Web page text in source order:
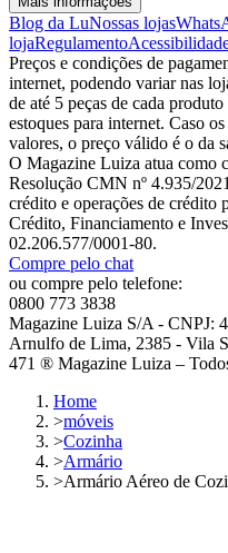
Blog da LuNossas lojas
lojaRegulamento
Preços e condições de
internet, podendo variar nas
de até 5 peças de cada
estoques para internet. Caso
valores, o preço válido é o da
O Magazine Luiza atua como
Resolução CMN nº 4.935/
crédito e operações de crédito
Crédito, Financiamento e
02.206.577/0001-80.
Compre pelo chat
ou compre pelo telefone:
0800 773 3838
Magazine Luiza S/A - CNPJ:
Arnulfo de Lima, 2385 - Vila
471 ® Magazine Luiza –
Home
>móveis
>Cozinha
>Armário
>Armário Aéreo de